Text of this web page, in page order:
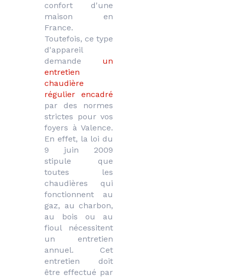
confort d'une
maison en
France.
Toutefois, ce type
d'appareil
demande un
entretien
chaudière
régulier encadré
par des normes
strictes pour vos
foyers à Valence.
En effet, la loi du
9 juin 2009
stipule que
toutes les
chaudières qui
fonctionnent au
gaz, au charbon,
au bois ou au
fioul nécessitent
un entretien
annuel. Cet
entretien doit
être effectué par